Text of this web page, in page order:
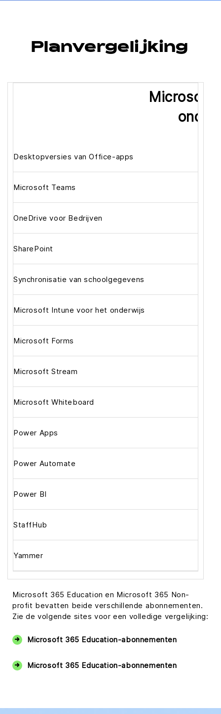
Planvergelijking
Microsoft
Desktopversies van Office-apps
Microsoft Teams
OneDrive voor Bedrijven
SharePoint
Synchronisatie van schoolgegevens
Microsoft Intune voor het onderwijs
Microsoft Forms
Microsoft Stream
Microsoft Whiteboard
Power Apps
Power Automate
Power BI
StaffHub
Yammer
Microsoft 365 Education en Microsoft 365 Non-
profit bevatten beide verschillende abonnementen.
Zie de volgende sites voor een volledige vergelijking:
Microsoft 365 Education-abonnementen
Microsoft 365 Education-abonnementen